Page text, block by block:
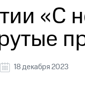
«С
18 декабря 2023